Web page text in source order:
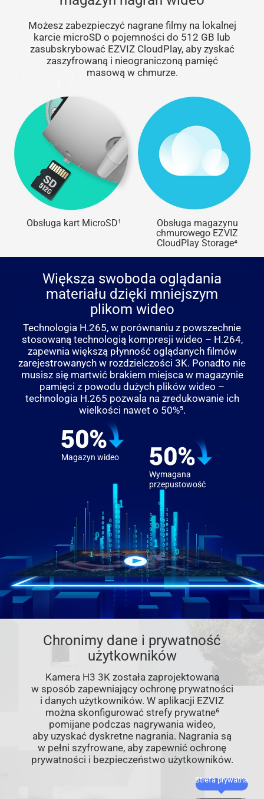
Możesz zabezpieczyć nagrane filmy na lokalnej
karcie microSD o pojemności do 512 GB lub
zasubskrybować EZVIZ CloudPlay, aby zyskać
zaszyfrowaną i nieograniczoną pamięć
masową w chmurze.
Obsługa kart MicroSD¹
Obsługa magazynu
chmurowego EZVIZ
CloudPlay Storage⁴
Większa swoboda oglądania
materiału dzięki mniejszym
plikom wideo
Technologia H.265, w porównaniu z powszechnie
stosowaną technologią kompresji wideo – H.264,
zapewnia większą płynność oglądanych filmów
zarejestrowanych w rozdzielczości 3K. Ponadto nie
musisz się martwić brakiem miejsca w magazynie
pamięci z powodu dużych plików wideo –
technologia H.265 pozwala na zredukowanie ich
wielkości nawet o 50%⁵.
Magazyn wideo
Wymagana
przepustowość
Chronimy dane i prywatność
użytkowników
Kamera H3 3K została zaprojektowana
w sposób zapewniający ochronę prywatności
i danych użytkowników. W aplikacji EZVIZ
można skonfigurować strefy prywatne⁶
pomijane podczas nagrywania wideo,
aby uzyskać dyskretne nagrania. Nagrania są
w pełni szyfrowane, aby zapewnić ochronę
prywatności i bezpieczeństwo użytkowników.
Strefa prywatna